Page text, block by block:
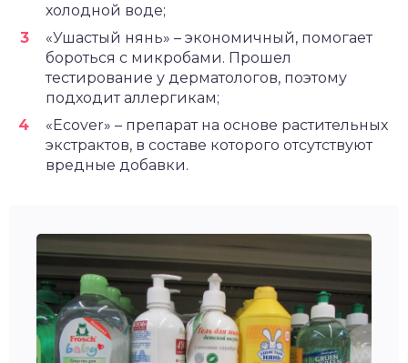
холодной воде;
«Ушастый нянь» – экономичный, помогает
бороться с микробами. Прошел
тестирование у дерматологов, поэтому
подходит аллергикам;
«Ecover» – препарат на основе растительных
экстрактов, в составе которого отсутствуют
вредные добавки.